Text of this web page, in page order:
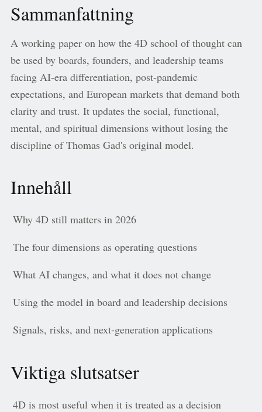
Sammanfattning
A working paper on how the 4D school of thought can
be used by boards, founders, and leadership teams
facing AI-era differentiation, post-pandemic
expectations, and European markets that demand both
clarity and trust. It updates the social, functional,
mental, and spiritual dimensions without losing the
discipline of Thomas Gad's original model.
Innehåll
Why 4D still matters in 2026
The four dimensions as operating questions
What AI changes, and what it does not change
Using the model in board and leadership decisions
Signals, risks, and next-generation applications
Viktiga slutsatser
4D is most useful when it is treated as a decision